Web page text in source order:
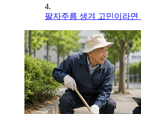
4.
팔자주름 생겨 고민이라면